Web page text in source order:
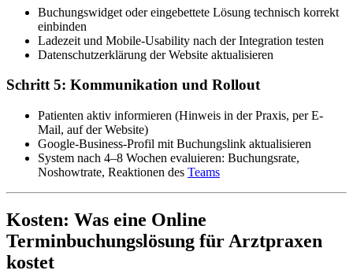
Buchungswidget oder eingebettete Lösung technisch korrekt
einbinden
Ladezeit und Mobile-Usability nach der Integration testen
Datenschutzerklärung der Website aktualisieren
Schritt 5: Kommunikation und Rollout
Patienten aktiv informieren (Hinweis in der Praxis, per E-
Mail, auf der Website)
Google-Business-Profil mit Buchungslink aktualisieren
System nach 4–8 Wochen evaluieren: Buchungsrate,
Noshowtrate, Reaktionen des Teams
Kosten: Was eine Online
Terminbuchungslösung für Arztpraxen
kostet